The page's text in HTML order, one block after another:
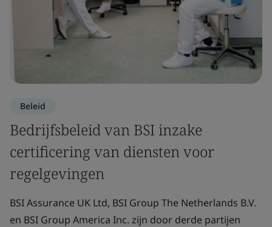
Beleid
Bedrijfsbeleid van BSI inzake
certificering van diensten voor
regelgevingen
BSI Assurance UK Ltd, BSI Group The Netherlands B.V.
en BSI Group America Inc. zijn door derde partijen